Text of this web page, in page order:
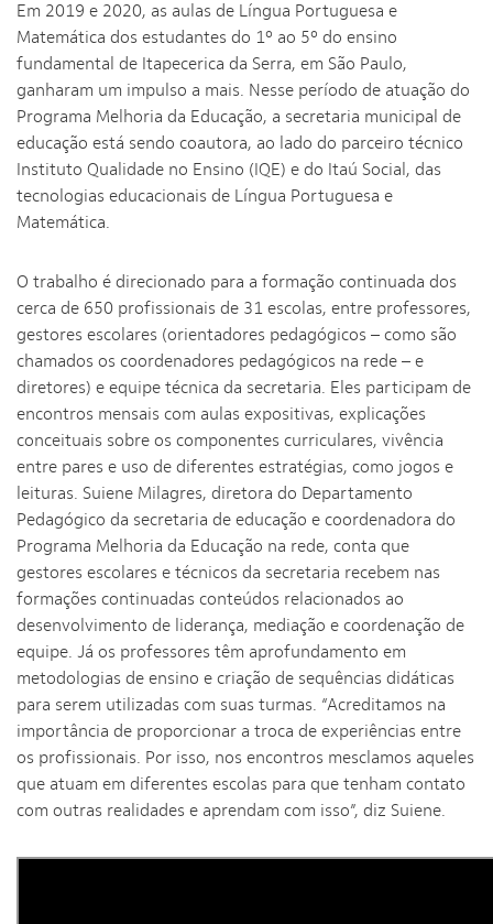
Em 2019 e 2020, as aulas de Língua Portuguesa e
Matemática dos estudantes do 1º ao 5º do ensino
fundamental de Itapecerica da Serra, em São Paulo,
ganharam um impulso a mais. Nesse período de atuação do
Programa Melhoria da Educação, a secretaria municipal de
educação está sendo coautora, ao lado do parceiro técnico
Instituto Qualidade no Ensino (IQE) e do Itaú Social, das
tecnologias educacionais de Língua Portuguesa e
Matemática.
O trabalho é direcionado para a formação continuada dos
cerca de 650 profissionais de 31 escolas, entre professores,
gestores escolares (orientadores pedagógicos – como são
chamados os coordenadores pedagógicos na rede – e
diretores) e equipe técnica da secretaria. Eles participam de
encontros mensais com aulas expositivas, explicações
conceituais sobre os componentes curriculares, vivência
entre pares e uso de diferentes estratégias, como jogos e
leituras. Suiene Milagres, diretora do Departamento
Pedagógico da secretaria de educação e coordenadora do
Programa Melhoria da Educação na rede, conta que
gestores escolares e técnicos da secretaria recebem nas
formações continuadas conteúdos relacionados ao
desenvolvimento de liderança, mediação e coordenação de
equipe. Já os professores têm aprofundamento em
metodologias de ensino e criação de sequências didáticas
para serem utilizadas com suas turmas. “Acreditamos na
importância de proporcionar a troca de experiências entre
os profissionais. Por isso, nos encontros mesclamos aqueles
que atuam em diferentes escolas para que tenham contato
com outras realidades e aprendam com isso”, diz Suiene.